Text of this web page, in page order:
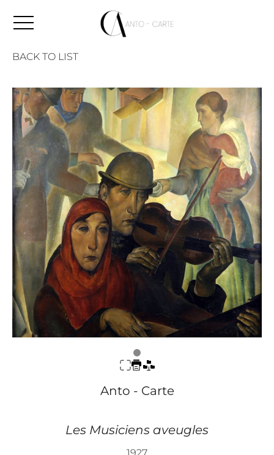
BACK TO LIST
Anto - Carte
Les Musiciens aveugles
1927